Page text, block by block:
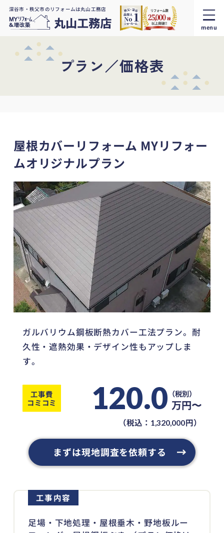
深谷市・秩父市のリフォームは丸山工務店
menu
プラン／価格表
屋根カバーリフォーム MYリフォー
ムオリジナルプラン
ガルバリウム鋼板断熱カバー工法プラン。耐
久性・遮熱効果・デザイン性もアップしま
す。
工事費
コミコミ
120.0 万円〜
（税込： 1,320,000円）
まずは現地調査を依頼する
工事内容
足場・下地処理・屋根垂木・野地板ルー